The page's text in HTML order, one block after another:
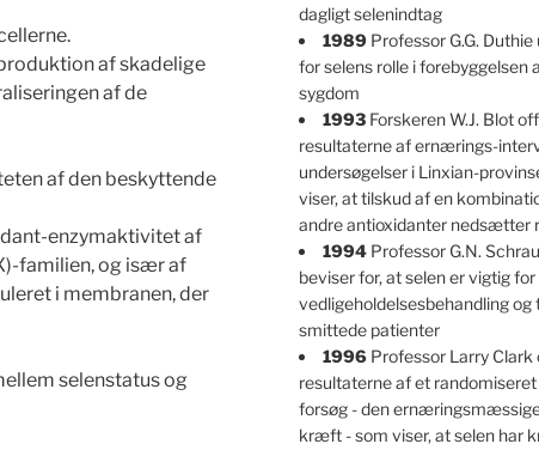
af skadelige
af de
af den beskyttende
enzymaktivitet af
familien, og især af
i membranen, der
selenstatus og
dagligt selenindtag
1989Professor G.G.
for selens rolle i
sygdom
1993Forskeren W.J. Blot
resultaterne af ernærings-
undersøgelser i Linxian-
viser, at tilskud af en
andre antioxidanter nedsætter
1994Professor G.N.
beviser for, at selen er vigtig for
vedligeholdelsesbehandling og
smittede patienter
1996Professor Larry Clark
resultaterne af et
forsøg - den
kræft - som viser, at selen har